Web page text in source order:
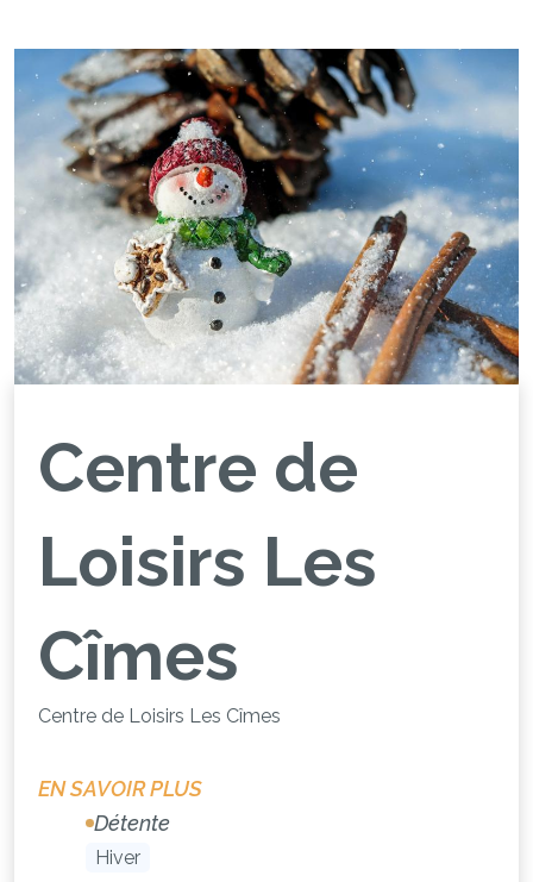
Centre de
Loisirs Les
Cîmes
Centre de Loisirs Les Cîmes
EN SAVOIR PLUS
Détente
Hiver